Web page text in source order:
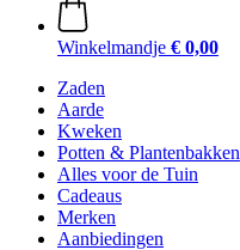
Winkelmandje € 0,00
Zaden
Aarde
Kweken
Potten & Plantenbakken
Alles voor de Tuin
Cadeaus
Merken
Aanbiedingen